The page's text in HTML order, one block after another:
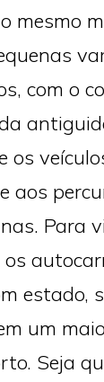
mesmo
com o
os
aos
Para
estado,
um
Seja